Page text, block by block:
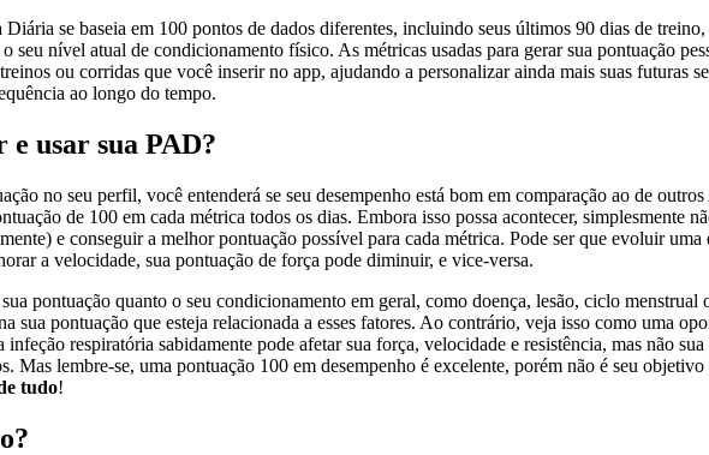
se baseia em 100 pontos de dados diferentes, incluindo seus últimos 90 dias de
seu nível atual de condicionamento físico. As métricas usadas para gerar sua pontuação
ou corridas que você inserir no app, ajudando a personalizar ainda mais suas futuras
ao longo do tempo.
e usar sua PAD?
no seu perfil, você entenderá se seu desempenho está bom em comparação ao de
de 100 em cada métrica todos os dias. Embora isso possa acontecer, simplesmente
e conseguir a melhor pontuação possível para cada métrica. Pode ser que evoluir
a velocidade, sua pontuação de força pode diminuir, e vice-versa.
pontuação quanto o seu condicionamento em geral, como doença, lesão, ciclo
sua pontuação que esteja relacionada a esses fatores. Ao contrário, veja isso como uma
respiratória sabidamente pode afetar sua força, velocidade e resistência, mas não
Mas lembre-se, uma pontuação 100 em desempenho é excelente, porém não é seu
tudo!